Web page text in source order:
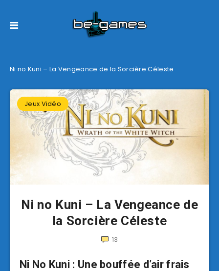
Ni no Kuni – La Vengeance de la Sorcière Céleste
Jeux Vidéo
Ni no Kuni – La Vengeance de
la Sorcière Céleste
13
Ni No Kuni : Une bouffée d’air frais